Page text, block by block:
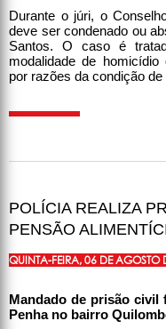
Durante o júri, o
deve ser condenado ou
Santos. O caso é
modalidade de
por razões da condição
POLÍCIA REALIZA
PENSÃO
QUINTA-FEIRA, 06 DE AGOSTO
Mandado de prisão civil
Penha no bairro